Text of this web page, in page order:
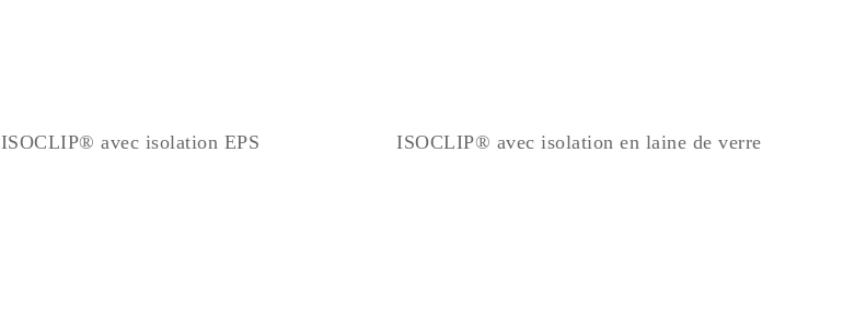
ISOCLIP® avec isolation EPS ISOCLIP® avec isolation en laine de verre